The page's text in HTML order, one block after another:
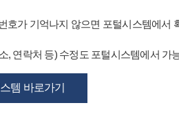
호가 기억나지 않으면 포털시스템에서
, 연락처 등) 수정도 포털시스템에서 가
템 바로가기